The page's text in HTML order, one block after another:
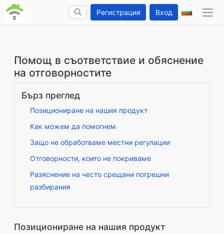
Регистрация Вход
Помощ в съответствие и обяснение
на отговорностите
Бърз преглед
Позициониране на нашия продукт
Как можем да помогнем
Защо не обработваме местни регулации
Отговорности, които не покриваме
Разяснение на често срещани погрешни
разбирания
Позициониране на нашия продукт